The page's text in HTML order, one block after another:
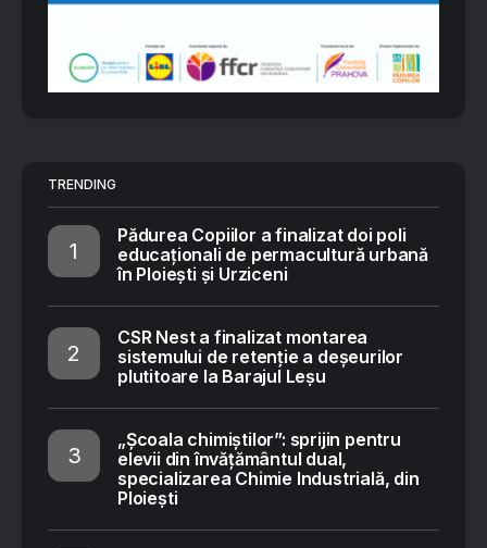
TRENDING
Pădurea Copiilor a finalizat doi poli
educaționali de permacultură urbană
în Ploiești și Urziceni
CSR Nest a finalizat montarea
sistemului de retenție a deșeurilor
plutitoare la Barajul Leșu
„Școala chimiștilor”: sprijin pentru
elevii din învățământul dual,
specializarea Chimie Industrială, din
Ploiești